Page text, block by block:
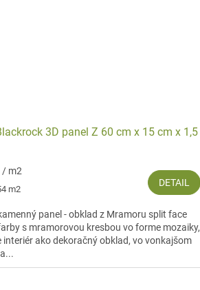
3D panel Z 60 cm x 15 cm x 1,5
/ m2
m2
DETAIL
panel - obklad z Mramoru split face
s mramorovou kresbou vo forme mozaiky,
interiér ako dekoračný obklad, vo vonkajšom